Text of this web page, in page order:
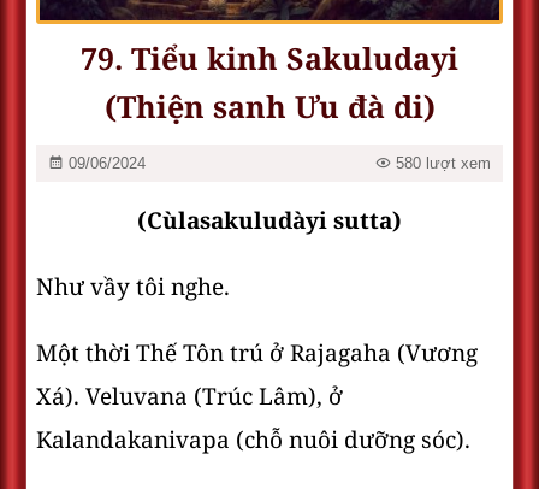
79. Tiểu kinh Sakuludayi
(Thiện sanh Ưu đà di)
09/06/2024 580 lượt xem
(Cùlasakuludàyi sutta)
Như vầy tôi nghe.
Một thời Thế Tôn trú ở Rajagaha (Vương
Xá). Veluvana (Trúc Lâm), ở
Kalandakanivapa (chỗ nuôi dưỡng sóc).